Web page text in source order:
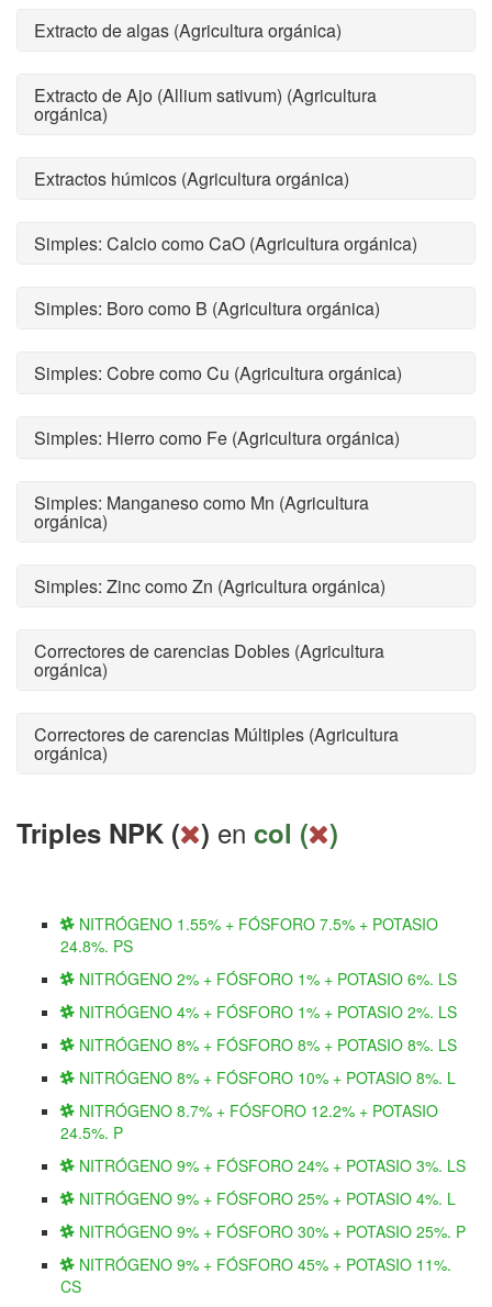
Extracto de algas (Agricultura orgánica)
Extracto de Ajo (Allium sativum) (Agricultura
orgánica)
Extractos húmicos (Agricultura orgánica)
Simples: Calcio como CaO (Agricultura orgánica)
Simples: Boro como B (Agricultura orgánica)
Simples: Cobre como Cu (Agricultura orgánica)
Simples: Hierro como Fe (Agricultura orgánica)
Simples: Manganeso como Mn (Agricultura
orgánica)
Simples: Zinc como Zn (Agricultura orgánica)
Correctores de carencias Dobles (Agricultura
orgánica)
Correctores de carencias Múltiples (Agricultura
orgánica)
Triples NPK ( ) en col ( )
NITRÓGENO 1.55% + FÓSFORO 7.5% + POTASIO
24.8%. PS
NITRÓGENO 2% + FÓSFORO 1% + POTASIO 6%. LS
NITRÓGENO 4% + FÓSFORO 1% + POTASIO 2%. LS
NITRÓGENO 8% + FÓSFORO 8% + POTASIO 8%. LS
NITRÓGENO 8% + FÓSFORO 10% + POTASIO 8%. L
NITRÓGENO 8.7% + FÓSFORO 12.2% + POTASIO
24.5%. P
NITRÓGENO 9% + FÓSFORO 24% + POTASIO 3%. LS
NITRÓGENO 9% + FÓSFORO 25% + POTASIO 4%. L
NITRÓGENO 9% + FÓSFORO 30% + POTASIO 25%. P
NITRÓGENO 9% + FÓSFORO 45% + POTASIO 11%.
CS